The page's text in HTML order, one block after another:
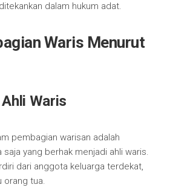
dalam hukum adat.
Waris Menurut
Waris
pembagian warisan adalah
yang berhak menjadi ahli waris.
dari anggota keluarga terdekat,
orang tua.